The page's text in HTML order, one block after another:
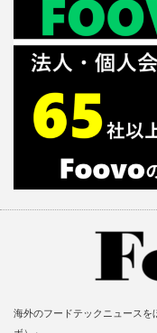
海外のフードテックニュース